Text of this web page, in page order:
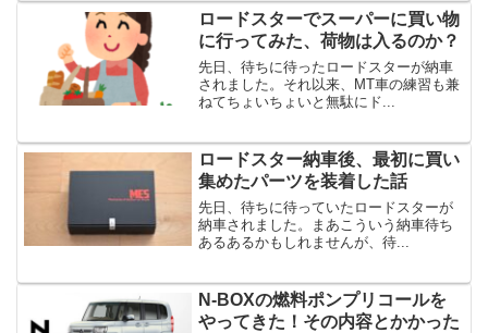
ロードスターでスーパーに買い物
に行ってみた、荷物は入るのか？
先日、待ちに待ったロードスターが納車
されました。それ以来、MT車の練習も兼
ねてちょいちょいと無駄にド...
ロードスター納車後、最初に買い
集めたパーツを装着した話
先日、待ちに待っていたロードスターが
納車されました。まあこういう納車待ち
あるあるかもしれませんが、待...
N-BOXの燃料ポンプリコールを
やってきた！その内容とかかった